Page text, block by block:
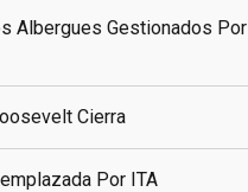
Albergues Gestionados
Cierra
Por ITA